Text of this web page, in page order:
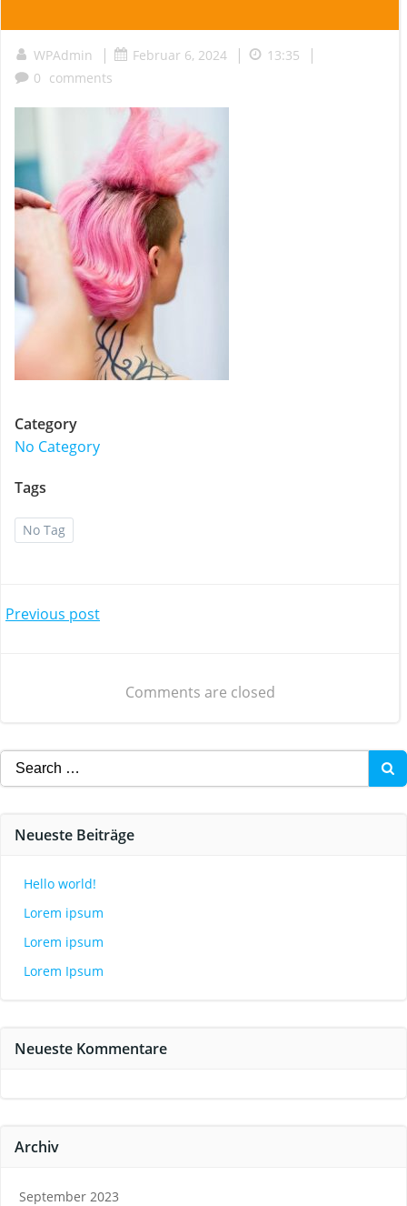
WPAdmin | Februar 6, 2024 | 13:35 |
0 comments
Category
No Category
Tags
No Tag
Post
Previous post
Comments are closed
Search
for:
Neueste Beiträge
Hello world!
Lorem ipsum
Lorem ipsum
Lorem Ipsum
Neueste Kommentare
Archiv
September 2023